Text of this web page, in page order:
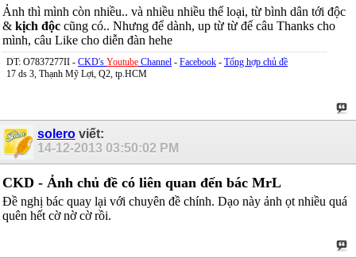
Ảnh thì mình còn nhiều.. và nhiều nhiều thể loại, từ bình dân tới độc
& kịch độc cũng có.. Nhưng để dành, up từ từ để câu Thanks cho
mình, câu Like cho diễn đàn hehe
DT: O7837277II - CKD's Youtube Channel - Facebook - Tổng hợp chủ đề
17 ds 3, Thạnh Mỹ Lợi, Q2, tp.HCM
soleroviết:
14-12-2013 03:50:02 PM
CKD - Ảnh chủ đề có liên quan đến bác MrL
Đề nghị bác quay lại với chuyên đề chính. Dạo này ảnh ọt nhiều quá
quên hết cờ nờ cờ rồi.